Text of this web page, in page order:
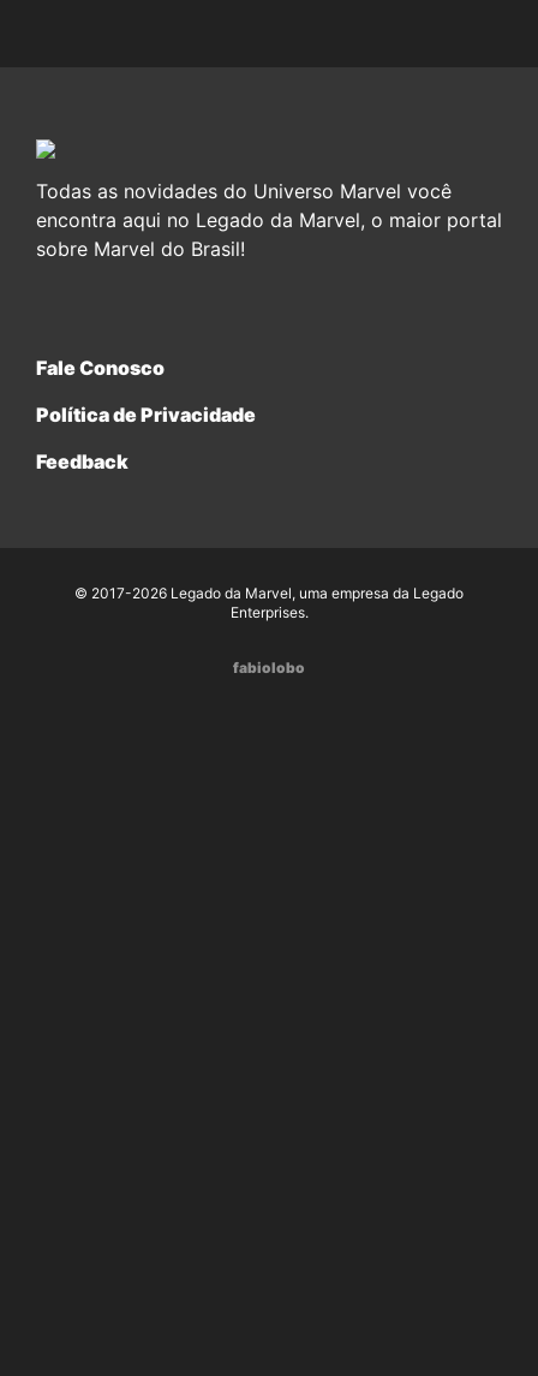
Todas as novidades do Universo Marvel você
encontra aqui no Legado da Marvel, o maior portal
sobre Marvel do Brasil!
Fale Conosco
Política de Privacidade
Feedback
© 2017-2026 Legado da Marvel, uma empresa da Legado
Enterprises.
fabiolobo